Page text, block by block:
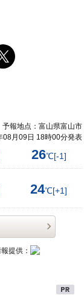
予報地点：富山県富山市
08月09日 18時00分発表
26℃[-1]
24℃[+1]
提供：